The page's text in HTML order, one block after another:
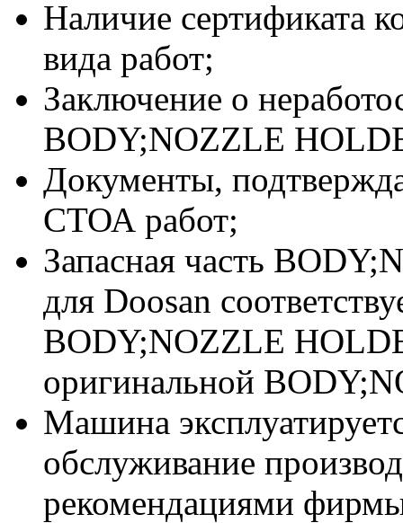
Наличие сертификата
вида работ;
Заключение о
BODY;NOZZLE
Документы,
СТОА работ;
Запасная часть
для Doosan
BODY;NOZZLE
оригинальной
Машина
обслуживание
рекомендациями